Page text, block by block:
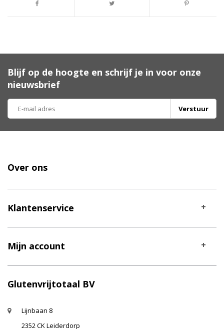
Blijf op de hoogte en schrijf je in voor onze
nieuwsbrief
Verstuur
Over ons
Klantenservice
Mijn account
Glutenvrijtotaal BV
Lijnbaan 8
2352 CK Leiderdorp